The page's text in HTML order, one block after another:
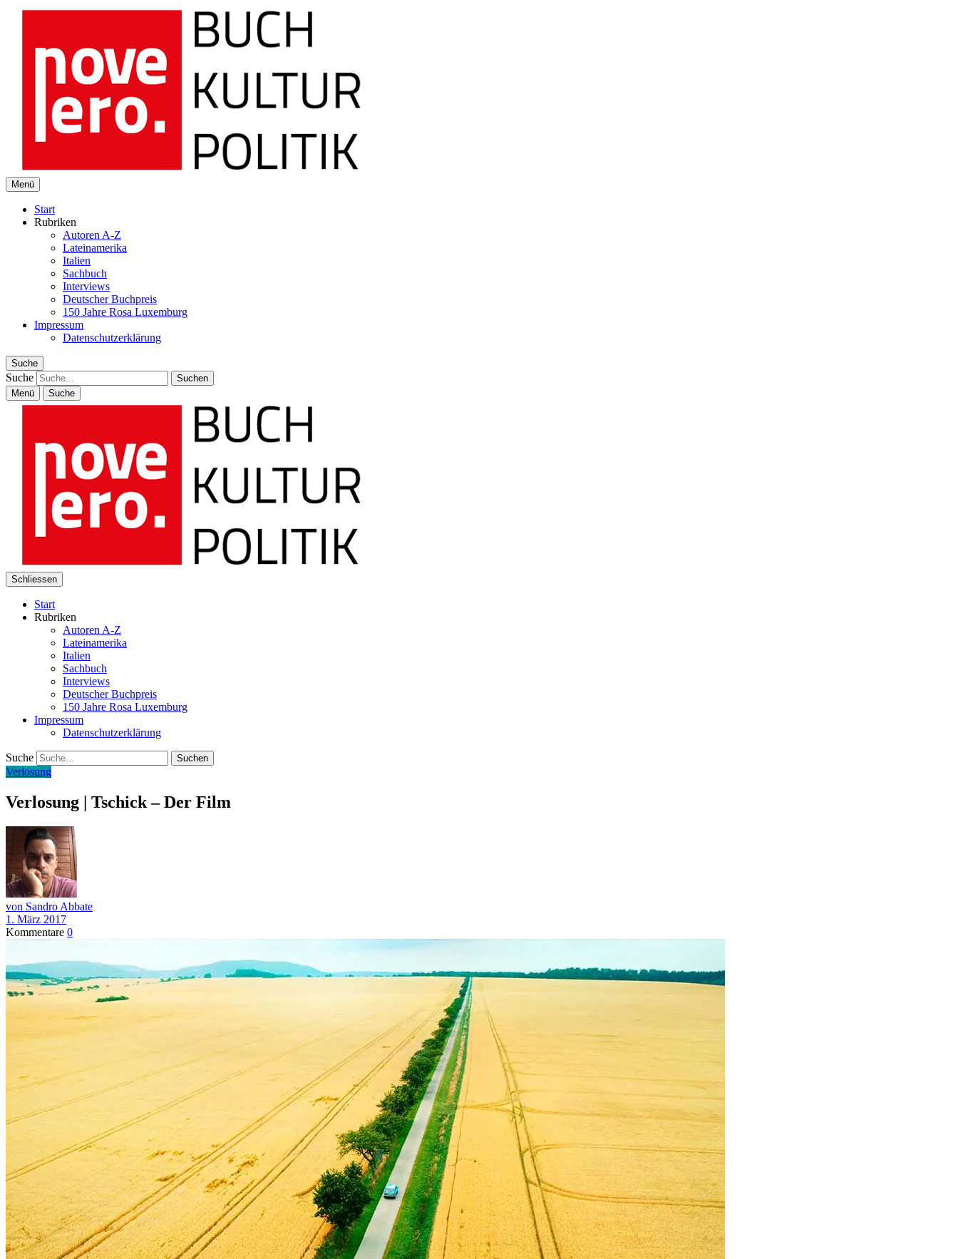
Buch Kultur Politik
Menü
Start
Rubriken
Autoren A-Z
Lateinamerika
Italien
Sachbuch
Interviews
Deutscher Buchpreis
150 Jahre Rosa Luxemburg
Impressum
Datenschutzerklärung
Suche
Suche
Menü Suche
Schliessen
Start
Rubriken
Autoren A-Z
Lateinamerika
Italien
Sachbuch
Interviews
Deutscher Buchpreis
150 Jahre Rosa Luxemburg
Impressum
Datenschutzerklärung
Suche
Verlosung
Verlosung | Tschick – Der Film
von Sandro Abbate
1. März 2017
Kommentare 0